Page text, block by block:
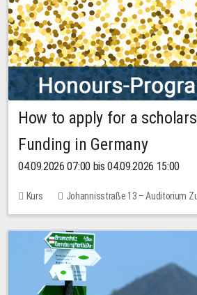
How to apply for a
Funding in Germany
04.09.2026 07:00 bis 04.09.2026 15:00
Kurs
Johannisstraße 13 – Auditorium
Keine freien Plätze